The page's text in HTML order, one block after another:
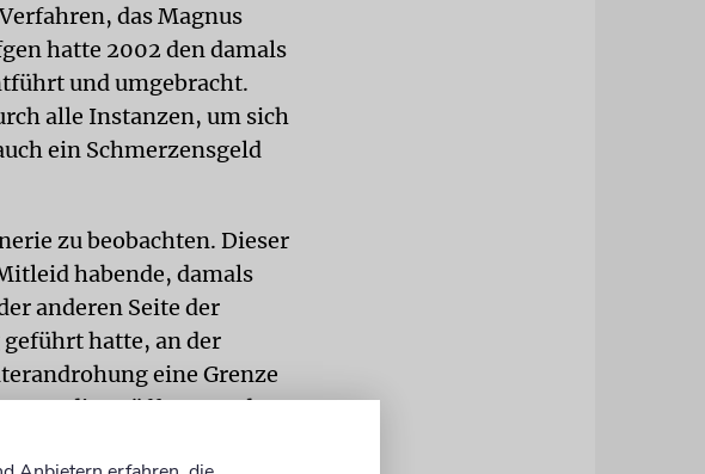
das Magnus
hatte 2002 den damals
und umgebracht.
alle Instanzen, um sich
ein Schmerzensgeld
zu beobachten. Dieser
habende, damals
anderen Seite der
hatte, an der
eine Grenze
die geöffnet wurde.